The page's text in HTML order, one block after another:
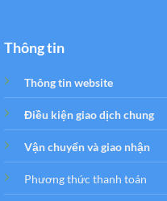
Thông tin
Thông tin website
Điều kiện giao dịch chung
Vận chuyển và giao nhận
Phương thức thanh toán